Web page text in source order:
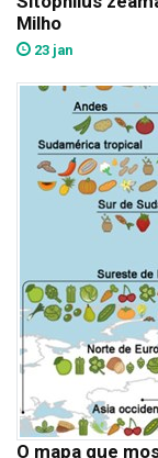
Milho
23 jan
O mapa que